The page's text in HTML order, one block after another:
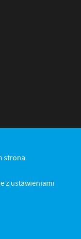
strona
z ustawieniami